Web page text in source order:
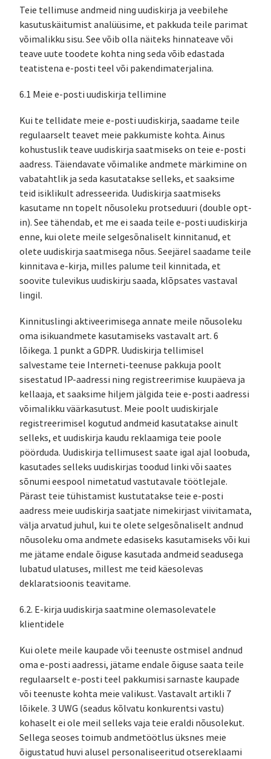
Teie tellimuse andmeid ning uudiskirja ja veebilehe
kasutuskäitumist analüüsime, et pakkuda teile parimat
võimalikku sisu. See võib olla näiteks hinnateave või
teave uute toodete kohta ning seda võib edastada
teatistena e-posti teel või pakendimaterjalina.
6.1 Meie e-posti uudiskirja tellimine
Kui te tellidate meie e-posti uudiskirja, saadame teile
regulaarselt teavet meie pakkumiste kohta. Ainus
kohustuslik teave uudiskirja saatmiseks on teie e-posti
aadress. Täiendavate võimalike andmete märkimine on
vabatahtlik ja seda kasutatakse selleks, et saaksime
teid isiklikult adresseerida. Uudiskirja saatmiseks
kasutame nn topelt nõusoleku protseduuri (double opt-
in). See tähendab, et me ei saada teile e-posti uudiskirja
enne, kui olete meile selgesõnaliselt kinnitanud, et
olete uudiskirja saatmisega nõus. Seejärel saadame teile
kinnitava e-kirja, milles palume teil kinnitada, et
soovite tulevikus uudiskirju saada, klõpsates vastaval
lingil.
Kinnituslingi aktiveerimisega annate meile nõusoleku
oma isikuandmete kasutamiseks vastavalt art. 6
lõikega. 1 punkt a GDPR. Uudiskirja tellimisel
salvestame teie Interneti-teenuse pakkuja poolt
sisestatud IP-aadressi ning registreerimise kuupäeva ja
kellaaja, et saaksime hiljem jälgida teie e-posti aadressi
võimalikku väärkasutust. Meie poolt uudiskirjale
registreerimisel kogutud andmeid kasutatakse ainult
selleks, et uudiskirja kaudu reklaamiga teie poole
pöörduda. Uudiskirja tellimusest saate igal ajal loobuda,
kasutades selleks uudiskirjas toodud linki või saates
sõnumi eespool nimetatud vastutavale töötlejale.
Pärast teie tühistamist kustutatakse teie e-posti
aadress meie uudiskirja saatjate nimekirjast viivitamata,
välja arvatud juhul, kui te olete selgesõnaliselt andnud
nõusoleku oma andmete edasiseks kasutamiseks või kui
me jätame endale õiguse kasutada andmeid seadusega
lubatud ulatuses, millest me teid käesolevas
deklaratsioonis teavitame.
6.2. E-kirja uudiskirja saatmine olemasolevatele
klientidele
Kui olete meile kaupade või teenuste ostmisel andnud
oma e-posti aadressi, jätame endale õiguse saata teile
regulaarselt e-posti teel pakkumisi sarnaste kaupade
või teenuste kohta meie valikust. Vastavalt artikli 7
lõikele. 3 UWG (seadus kõlvatu konkurentsi vastu)
kohaselt ei ole meil selleks vaja teie eraldi nõusolekut.
Sellega seoses toimub andmetöötlus üksnes meie
õigustatud huvi alusel personaliseeritud otsereklaami